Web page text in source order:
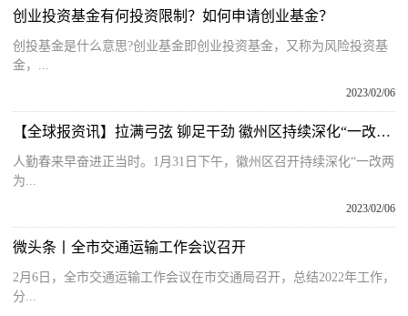
创业投资基金有何投资限制？如何申请创业基金？
创投基金是什么意思?创业基金即创业投资基金，又称为风险投资基
金，...
2023/02/06
【全球报资讯】拉满弓弦 铆足干劲 徽州区持续深化“一改两为”提效能
人勤春来早奋进正当时。1月31日下午，徽州区召开持续深化“一改两
为...
2023/02/06
微头条丨全市交通运输工作会议召开
2月6日，全市交通运输工作会议在市交通局召开，总结2022年工作，
分...